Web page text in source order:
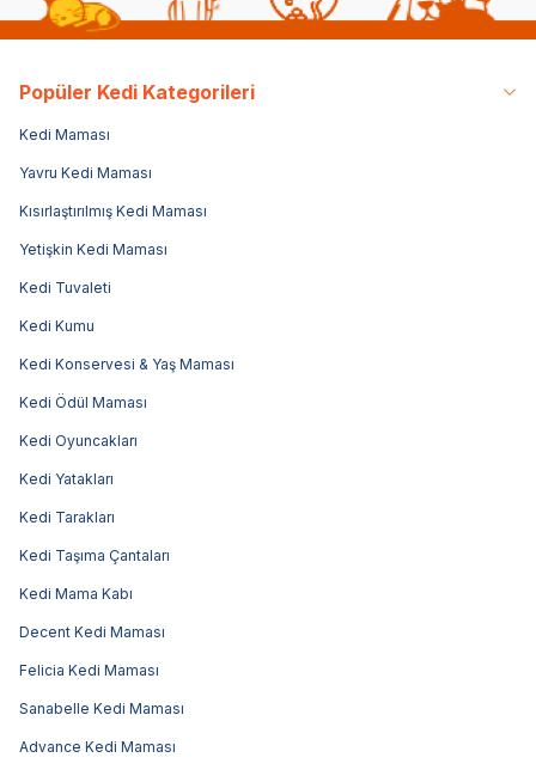
Popüler Kedi Kategorileri
Kedi Maması
Yavru Kedi Maması
Kısırlaştırılmış Kedi Maması
Yetişkin Kedi Maması
Kedi Tuvaleti
Kedi Kumu
Kedi Konservesi & Yaş Maması
Kedi Ödül Maması
Kedi Oyuncakları
Kedi Yatakları
Kedi Tarakları
Kedi Taşıma Çantaları
Kedi Mama Kabı
Decent Kedi Maması
Felicia Kedi Maması
Sanabelle Kedi Maması
Advance Kedi Maması